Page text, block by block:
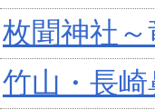
枚聞神社
竹山・長